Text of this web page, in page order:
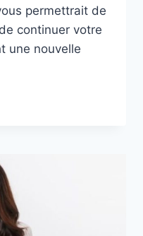
permettrait de
continuer votre
une nouvelle